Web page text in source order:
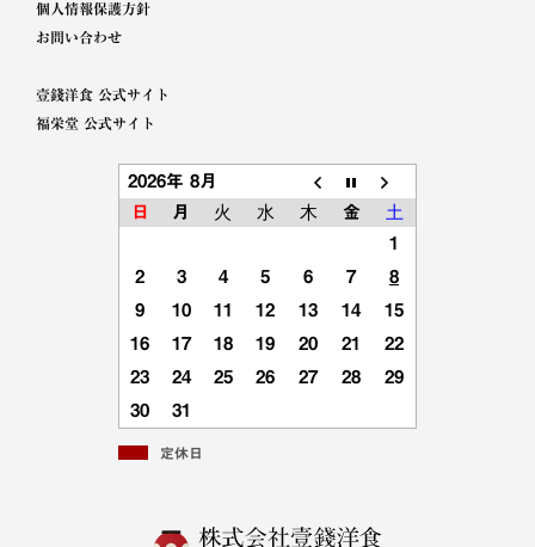
個人情報保護方針
お問い合わせ
壹錢洋食 公式サイト
福栄堂 公式サイト
2026年 8月
日
月 火 水 木 金
土
1
2
3 4 5 6 7
8
9
10 11 12 13 14
15
16
17 18 19 20 21
22
23
24 25 26 27 28
29
30
31
定休日